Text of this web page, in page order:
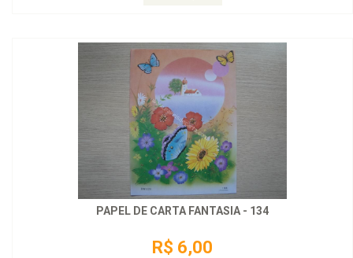
PAPEL DE CARTA FANTASIA - 134
R$ 6,00